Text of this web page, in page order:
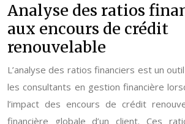
Analyse des ratios
aux encours de crédit
renouvelable
L’analyse des ratios financiers est un
les consultants en gestion financière
l’impact des encours de crédit
financière globale d’un client. Ces